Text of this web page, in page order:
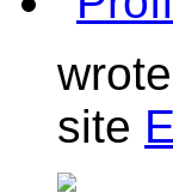
site